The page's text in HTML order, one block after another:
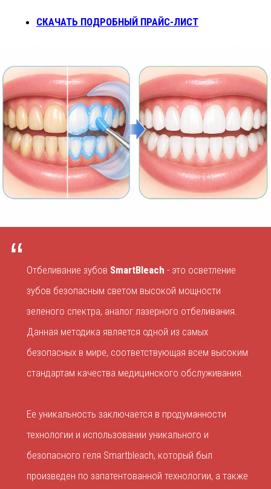
СКАЧАТЬ ПОДРОБНЫЙ ПРАЙС-ЛИСТ
“ Отбеливание зубов SmartBleach - это осветление
зубов безопасным светом высокой мощности
зеленого спектра, аналог лазерного отбеливания.
Данная методика является одной из самых
безопасных в мире, соответствующая всем высоким
стандартам качества медицинского обслуживания.
Ее уникальность заключается в продуманности
технологии и использовании уникального и
безопасного геля Smartbleach, который был
произведен по запатентованной технологии, а также